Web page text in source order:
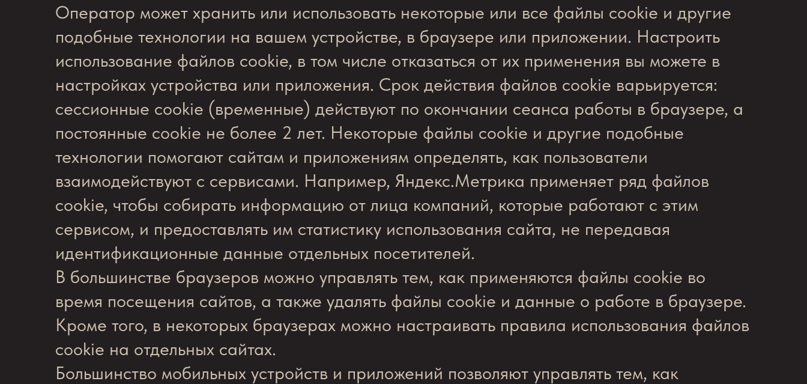
Оператор может хранить или использовать некоторые или все файлы cookie и другие
подобные технологии на вашем устройстве, в браузере или приложении. Настроить
использование файлов cookie, в том числе отказаться от их применения вы можете в
настройках устройства или приложения. Срок действия файлов cookie варьируется:
сессионные cookie (временные) действуют по окончании сеанса работы в браузере, а
постоянные cookie не более 2 лет. Некоторые файлы cookie и другие подобные
технологии помогают сайтам и приложениям определять, как пользователи
взаимодействуют с сервисами. Например, Яндекс.Метрика применяет ряд файлов
cookie, чтобы собирать информацию от лица компаний, которые работают с этим
сервисом, и предоставлять им статистику использования сайта, не передавая
идентификационные данные отдельных посетителей.
В большинстве браузеров можно управлять тем, как применяются файлы cookie во
время посещения сайтов, а также удалять файлы cookie и данные о работе в браузере.
Кроме того, в некоторых браузерах можно настраивать правила использования файлов
cookie на отдельных сайтах.
Большинство мобильных устройств и приложений позволяют управлять тем, как